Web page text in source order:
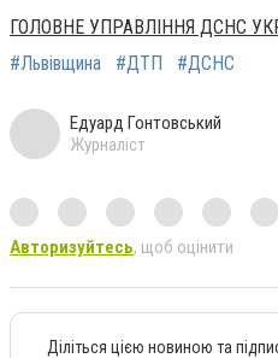
ГОЛОВНЕ УПРАВЛІННЯ ДСНС
#Львівщина
#ДТП #ДСНС
Едуард Гонтовський
Журналіст
Авторизуйтесь, щоб оцінити
Діліться цією новиною та